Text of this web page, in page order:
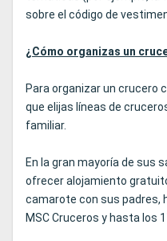
sobre el código de
¿Cómo organizas un
Para organizar un crucero
que elijas líneas de
familiar.
En la gran mayoría de sus
ofrecer alojamiento
camarote con sus padres,
MSC Cruceros y hasta los